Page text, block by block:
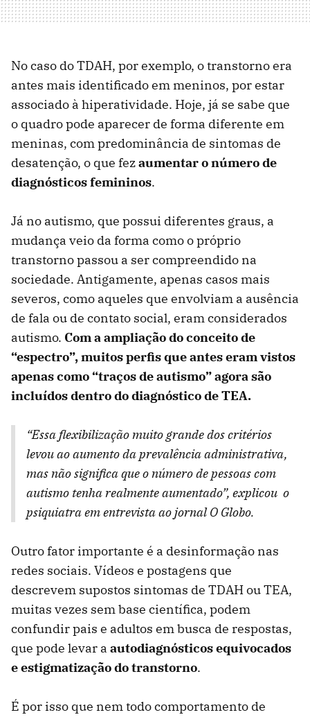
No caso do TDAH, por exemplo, o transtorno era
antes mais identificado em meninos, por estar
associado à hiperatividade. Hoje, já se sabe que
o quadro pode aparecer de forma diferente em
meninas, com predominância de sintomas de
desatenção, o que fezaumentar o número de
diagnósticos femininos.
Já no autismo, que possui diferentes graus, a
mudança veio da forma como o próprio
transtorno passou a ser compreendido na
sociedade. Antigamente, apenas casos mais
severos, como aqueles que envolviam a ausência
de fala ou de contato social, eram considerados
autismo. Com a ampliação do conceito de
“espectro”, muitos perfis que antes eram vistos
apenas como “traços de autismo” agora são
incluídos dentro do diagnóstico de TEA.
“Essa flexibilização muito grande dos critérios
levou ao aumento da prevalência administrativa,
mas não significa que o número de pessoas com
autismo tenha realmente aumentado”, explicou o
psiquiatra em entrevista ao jornal O Globo.
Outro fator importante é a desinformação nas
redes sociais. Vídeos e postagens que
descrevem supostos sintomas de TDAH ou TEA,
muitas vezes sem base científica, podem
confundir pais e adultos em busca de respostas,
que pode levar a autodiagnósticos equivocados
e estigmatização do transtorno.
É por isso que nem todo comportamento de